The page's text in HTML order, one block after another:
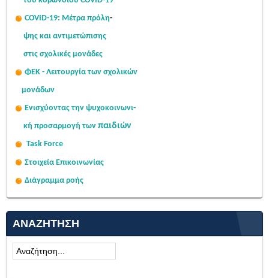
COVID-19: Μέτρα πρόλη-
ψης και αντιμετώπισης
στις σχολικές μονάδες
ΦΕΚ - Λειτουργία των σχολικών
μονάδων
Ενισχύοντας την ψυχοκοινωνι-
κή προσαρμογή των παιδιών
Task Force
Στοιχεία Επικοινωνίας
Διάγραμμα ροής
ΑΝΑΖΉΤΗΣΗ